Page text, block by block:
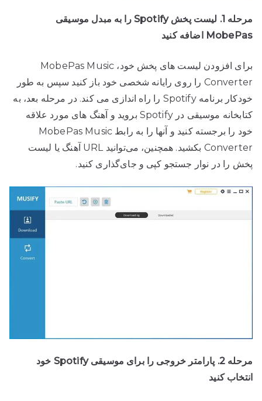
مرحله 1. لیست پخش Spotify را به مبدل موسیقی
MobePas اضافه کنید
برای افزودن لیست های پخش خود، MobePas Music
Converter را روی رایانه شخصی خود باز کنید سپس به طور
خودکار برنامه Spotify را راه اندازی می کند. در مرحله بعد، به
کتابخانه موسیقی در Spotify بروید و آهنگ های مورد علاقه
خود را برجسته کنید و آنها را به رابط MobePas Music
Converter بکشید. همچنین، می‌توانید URL آهنگ یا لیست
پخش را در نوار جستجو کپی و جای‌گذاری کنید.
مرحله 2. پارامتر خروجی را برای موسیقی Spotify خود
انتخاب کنید